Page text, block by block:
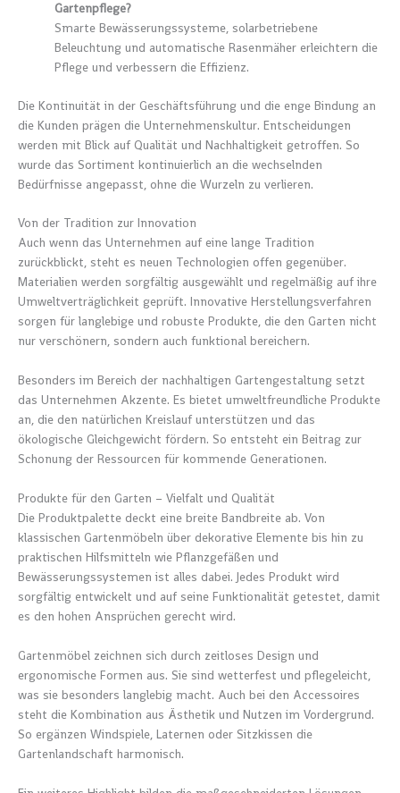
Gartenpflege?
Smarte Bewässerungssysteme, solarbetriebene
Beleuchtung und automatische Rasenmäher erleichtern die
Pflege und verbessern die Effizienz.
Die Kontinuität in der Geschäftsführung und die enge Bindung an
die Kunden prägen die Unternehmenskultur. Entscheidungen
werden mit Blick auf Qualität und Nachhaltigkeit getroffen. So
wurde das Sortiment kontinuierlich an die wechselnden
Bedürfnisse angepasst, ohne die Wurzeln zu verlieren.
Von der Tradition zur Innovation
Auch wenn das Unternehmen auf eine lange Tradition
zurückblickt, steht es neuen Technologien offen gegenüber.
Materialien werden sorgfältig ausgewählt und regelmäßig auf ihre
Umweltverträglichkeit geprüft. Innovative Herstellungsverfahren
sorgen für langlebige und robuste Produkte, die den Garten nicht
nur verschönern, sondern auch funktional bereichern.
Besonders im Bereich der nachhaltigen Gartengestaltung setzt
das Unternehmen Akzente. Es bietet umweltfreundliche Produkte
an, die den natürlichen Kreislauf unterstützen und das
ökologische Gleichgewicht fördern. So entsteht ein Beitrag zur
Schonung der Ressourcen für kommende Generationen.
Produkte für den Garten – Vielfalt und Qualität
Die Produktpalette deckt eine breite Bandbreite ab. Von
klassischen Gartenmöbeln über dekorative Elemente bis hin zu
praktischen Hilfsmitteln wie Pflanzgefäßen und
Bewässerungssystemen ist alles dabei. Jedes Produkt wird
sorgfältig entwickelt und auf seine Funktionalität getestet, damit
es den hohen Ansprüchen gerecht wird.
Gartenmöbel zeichnen sich durch zeitloses Design und
ergonomische Formen aus. Sie sind wetterfest und pflegeleicht,
was sie besonders langlebig macht. Auch bei den Accessoires
steht die Kombination aus Ästhetik und Nutzen im Vordergrund.
So ergänzen Windspiele, Laternen oder Sitzkissen die
Gartenlandschaft harmonisch.